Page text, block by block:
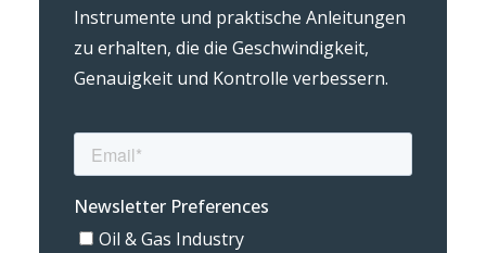
Instrumente und praktische Anleitungen
zu erhalten, die die Geschwindigkeit,
Genauigkeit und Kontrolle verbessern.